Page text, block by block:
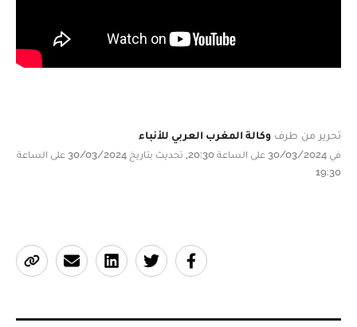
تحرير من طرف وكالة المغرب العربي للأنباء
في 30/03/2024 على الساعة 20:30, تحديث بتاريخ 30/03/2024 على الساعة
19:30